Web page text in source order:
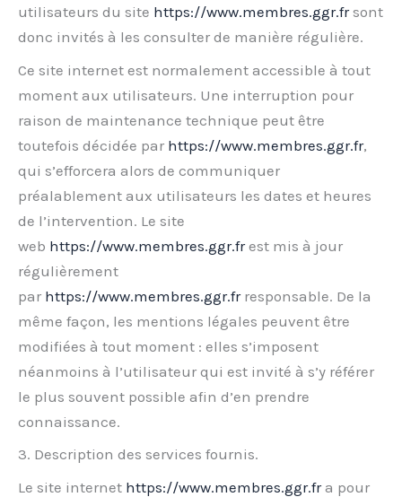
utilisateurs du site https://www.membres.ggr.frsont
donc invités à les consulter de manière régulière.
Ce site internet est normalement accessible à tout
moment aux utilisateurs. Une interruption pour
raison de maintenance technique peut être
toutefois décidée par https://www.membres.ggr.fr,
qui s’efforcera alors de communiquer
préalablement aux utilisateurs les dates et heures
de l’intervention. Le site
web https://www.membres.ggr.frest mis à jour
régulièrement
par https://www.membres.ggr.frresponsable. De la
même façon, les mentions légales peuvent être
modifiées à tout moment : elles s’imposent
néanmoins à l’utilisateur qui est invité à s’y référer
le plus souvent possible afin d’en prendre
connaissance.
3. Description des services fournis.
Le site internet https://www.membres.ggr.fra pour